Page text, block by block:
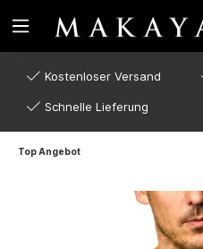
Kostenloser Versand
Schnelle Lieferung
Top Angebot